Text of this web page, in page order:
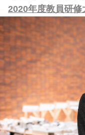
2020年度教員研